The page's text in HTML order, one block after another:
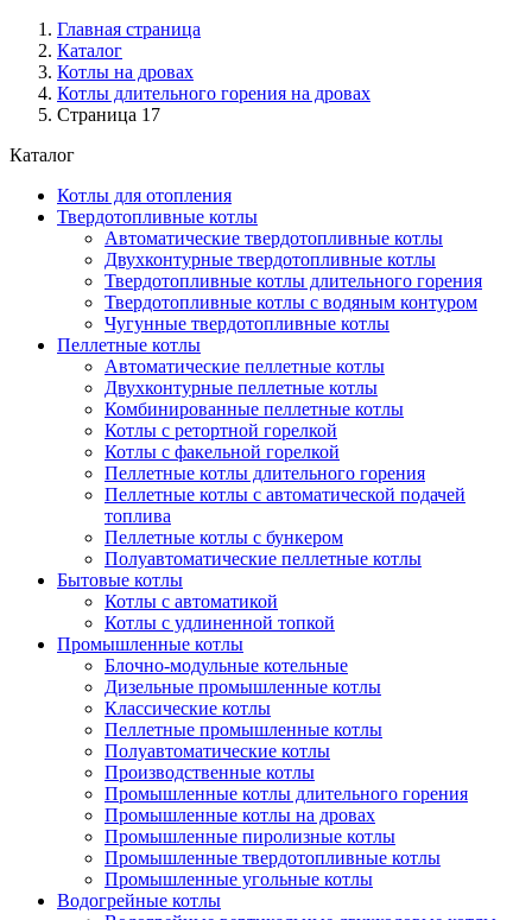
Главная страница
Каталог
Котлы на дровах
Котлы длительного горения на дровах
Страница 17
Каталог
Котлы для отопления
Твердотопливные котлы
Автоматические твердотопливные котлы
Двухконтурные твердотопливные котлы
Твердотопливные котлы длительного горения
Твердотопливные котлы с водяным контуром
Чугунные твердотопливные котлы
Пеллетные котлы
Автоматические пеллетные котлы
Двухконтурные пеллетные котлы
Комбинированные пеллетные котлы
Котлы с ретортной горелкой
Котлы с факельной горелкой
Пеллетные котлы длительного горения
Пеллетные котлы с автоматической подачей
топлива
Пеллетные котлы с бункером
Полуавтоматические пеллетные котлы
Бытовые котлы
Котлы с автоматикой
Котлы с удлиненной топкой
Промышленные котлы
Блочно-модульные котельные
Дизельные промышленные котлы
Классические котлы
Пеллетные промышленные котлы
Полуавтоматические котлы
Производственные котлы
Промышленные котлы длительного горения
Промышленные котлы на дровах
Промышленные пиролизные котлы
Промышленные твердотопливные котлы
Промышленные угольные котлы
Водогрейные котлы